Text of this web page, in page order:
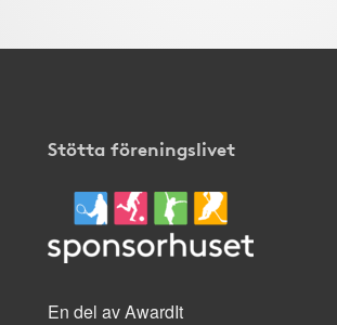
Stötta föreningslivet
En del av AwardIt